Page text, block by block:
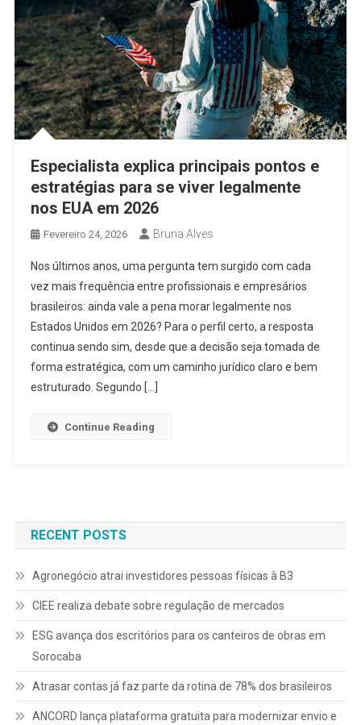
Especialista explica principais pontos e
estratégias para se viver legalmente
nos EUA em 2026
Fevereiro 24, 2026 Bruna Alves
Nos últimos anos, uma pergunta tem surgido com cada
vez mais frequência entre profissionais e empresários
brasileiros: ainda vale a pena morar legalmente nos
Estados Unidos em 2026? Para o perfil certo, a resposta
continua sendo sim, desde que a decisão seja tomada de
forma estratégica, com um caminho jurídico claro e bem
estruturado. Segundo […]
Continue Reading
RECENT POSTS
Agronegócio atrai investidores pessoas físicas à B3
CIEE realiza debate sobre regulação de mercados
ESG avança dos escritórios para os canteiros de obras em
Sorocaba
Atrasar contas já faz parte da rotina de 78% dos brasileiros
ANCORD lança plataforma gratuita para modernizar envio e